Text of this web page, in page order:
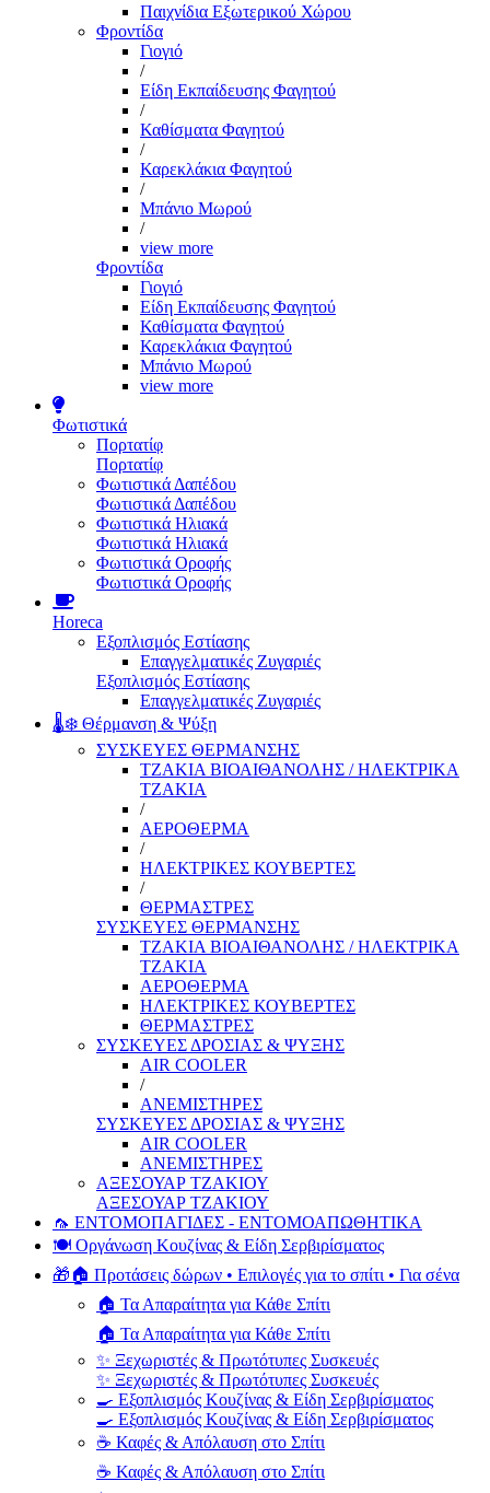
Παιχνίδια Εξωτερικού Χώρου
Φροντίδα
Γιογιό
/
Είδη Εκπαίδευσης Φαγητού
/
Καθίσματα Φαγητού
/
Καρεκλάκια Φαγητού
/
Μπάνιο Μωρού
/
view more
Φροντίδα
Γιογιό
Είδη Εκπαίδευσης Φαγητού
Καθίσματα Φαγητού
Καρεκλάκια Φαγητού
Μπάνιο Μωρού
view more
Φωτιστικά
Πορτατίφ
Πορτατίφ
Φωτιστικά Δαπέδου
Φωτιστικά Δαπέδου
Φωτιστικά Ηλιακά
Φωτιστικά Ηλιακά
Φωτιστικά Οροφής
Φωτιστικά Οροφής
Horeca
Εξοπλισμός Εστίασης
Επαγγελματικές Ζυγαριές
Εξοπλισμός Εστίασης
Επαγγελματικές Ζυγαριές
🌡️❄️ Θέρμανση & Ψύξη
ΣΥΣΚΕΥΕΣ ΘΕΡΜΑΝΣΗΣ
ΤΖΑΚΙΑ ΒΙΟΑΙΘΑΝΟΛΗΣ / ΗΛΕΚΤΡΙΚΑ
ΤΖΑΚΙΑ
/
ΑΕΡΟΘΕΡΜΑ
/
ΗΛΕΚΤΡΙΚΕΣ ΚΟΥΒΕΡΤΕΣ
/
ΘΕΡΜΑΣΤΡΕΣ
ΣΥΣΚΕΥΕΣ ΘΕΡΜΑΝΣΗΣ
ΤΖΑΚΙΑ ΒΙΟΑΙΘΑΝΟΛΗΣ / ΗΛΕΚΤΡΙΚΑ
ΤΖΑΚΙΑ
ΑΕΡΟΘΕΡΜΑ
ΗΛΕΚΤΡΙΚΕΣ ΚΟΥΒΕΡΤΕΣ
ΘΕΡΜΑΣΤΡΕΣ
ΣΥΣΚΕΥΕΣ ΔΡΟΣΙΑΣ & ΨΥΞΗΣ
AIR COOLER
/
ΑΝΕΜΙΣΤΗΡΕΣ
ΣΥΣΚΕΥΕΣ ΔΡΟΣΙΑΣ & ΨΥΞΗΣ
AIR COOLER
ΑΝΕΜΙΣΤΗΡΕΣ
ΑΞΕΣΟΥΑΡ ΤΖΑΚΙΟΥ
ΑΞΕΣΟΥΑΡ ΤΖΑΚΙΟΥ
🦟 ΕΝΤΟΜΟΠΑΓΙΔΕΣ - ΕΝΤΟΜΟΑΠΩΘΗΤΙΚΑ
🍽️ Οργάνωση Κουζίνας & Είδη Σερβιρίσματος
🎁🏠 Προτάσεις δώρων • Επιλογές για το σπίτι • Για σένα
🏠 Τα Απαραίτητα για Κάθε Σπίτι
🏠 Τα Απαραίτητα για Κάθε Σπίτι
✨ Ξεχωριστές & Πρωτότυπες Συσκευές
✨ Ξεχωριστές & Πρωτότυπες Συσκευές
🍳 Εξοπλισμός Κουζίνας & Είδη Σερβιρίσματος
🍳 Εξοπλισμός Κουζίνας & Είδη Σερβιρίσματος
☕ Καφές & Απόλαυση στο Σπίτι
☕ Καφές & Απόλαυση στο Σπίτι